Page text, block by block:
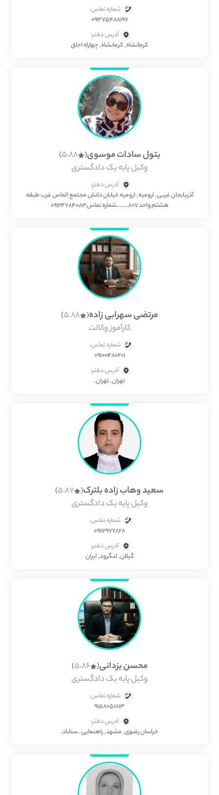
شماره تماس:
09375488197
آدرس دفتر:
كرمانشاه, کرمانشاه, چهاراه اجاق
بتول سادات موسوی(
5.88
)
وکیل پایه یک دادگستری
آدرس دفتر:
آذربایجان غربی, ارومیه, ارومیه خیابان دانش مجتمع الماس غرب طبقه
هشتم واحد ۸۰۷........شماره تماس۰۹۱۲۴۷۸۴۰۸۳
مرتضی سهرابی زاده(
5.88
)
کارآموز وکالت
شماره تماس:
09100480201
آدرس دفتر:
تهران, تهران,
سعید وهاب زاده بلترک(
5.87
)
وکیل پایه یک دادگستری
شماره تماس:
09112977828
آدرس دفتر:
گیلان, لنگرود, ایران
محسن یزدانی(
5.86
)
وکیل پایه یک دادگستری
شماره تماس:
9158051813
آدرس دفتر:
خراسان رضوی, مشهد, راهنمایی . سناباد.